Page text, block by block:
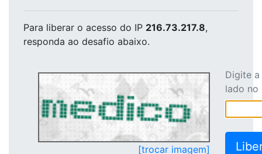
Para liberar o acesso do IP 216.73.217.8,
responda ao desafio abaixo.
[trocar imagem]
Digite
lado no